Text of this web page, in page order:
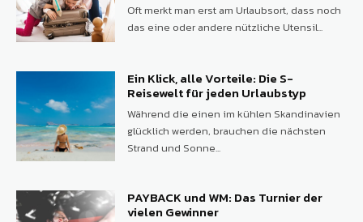
Oft merkt man erst am Urlaubsort, dass noch
das eine oder andere nützliche Utensil...
Ein Klick, alle Vorteile: Die S-
Reisewelt für jeden Urlaubstyp
Während die einen im kühlen Skandinavien
glücklich werden, brauchen die nächsten
Strand und Sonne...
PAYBACK und WM: Das Turnier der
vielen Gewinner